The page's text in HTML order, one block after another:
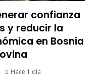
confianza
y reducir la
en Bosnia
Hace 1 día